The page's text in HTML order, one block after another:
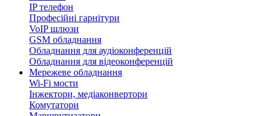
IP телефон
Професійні гарнітури
VoIP шлюзи
GSM обладнання
Обладнання для аудіоконференцій
Обладнання для відеоконференцій
Мережеве обладнання
Wi-Fi мости
Інжектори, медіаконвертори
Комутатори